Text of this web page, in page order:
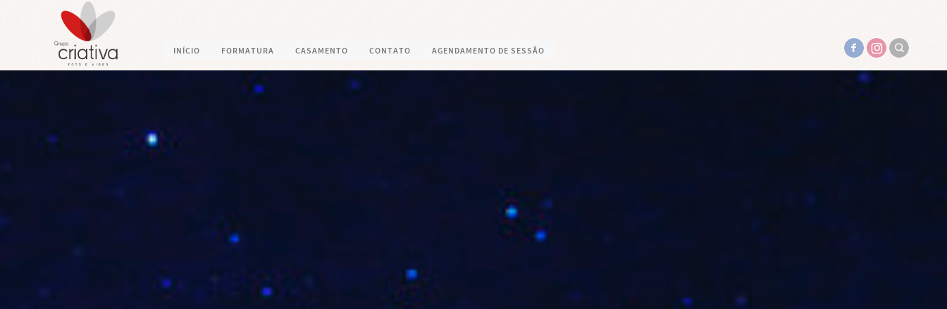
INÍCIO FORMATURA CASAMENTO CONTATO AGENDAMENTO DE SESSÃO